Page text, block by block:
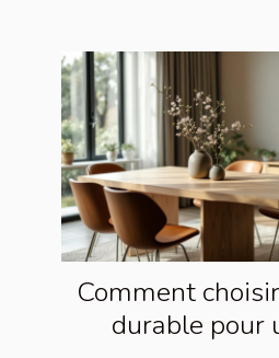
Comment
durable pour